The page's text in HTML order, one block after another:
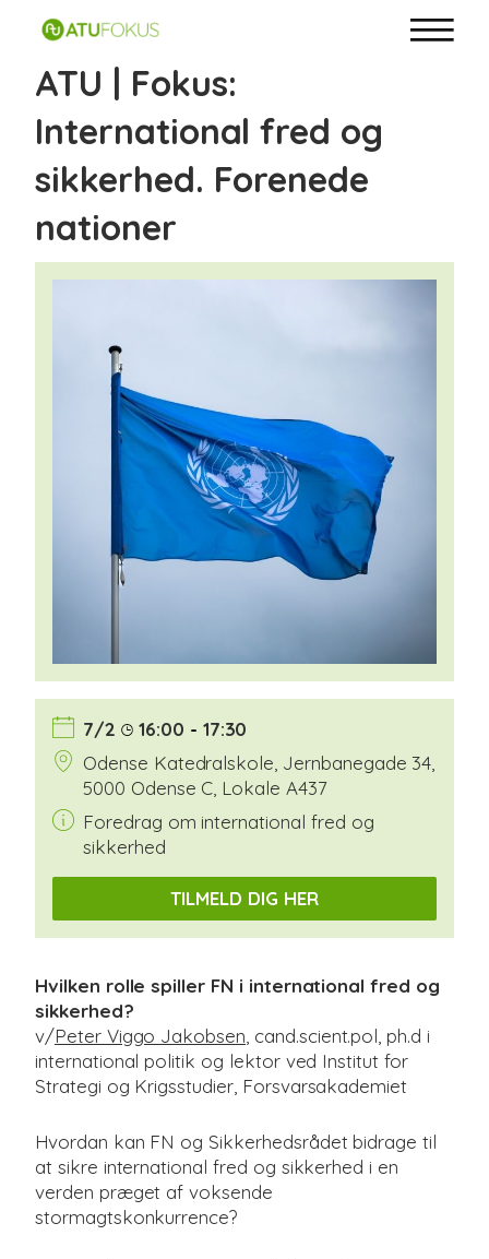
ATU | Fokus:
International fred og
sikkerhed. Forenede
nationer
7/2 16:00 - 17:30
Odense Katedralskole, Jernbanegade 34,
5000 Odense C, Lokale A437
Foredrag om international fred og
sikkerhed
TILMELD DIG HER
Hvilken rolle spiller FN i international fred og
sikkerhed?
v/Peter Viggo Jakobsen , cand.scient.pol, ph.d i
international politik og lektor ved Institut for
Strategi og Krigsstudier, Forsvarsakademiet
Hvordan kan FN og Sikkerhedsrådet bidrage til
at sikre international fred og sikkerhed i en
verden præget af voksende
stormagtskonkurrence?